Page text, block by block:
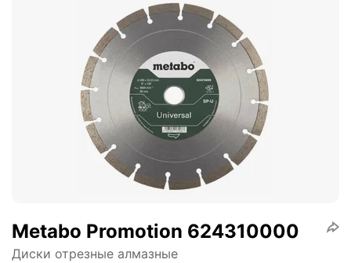
Metabo Promotion 624310000
Диски отрезные алмазные